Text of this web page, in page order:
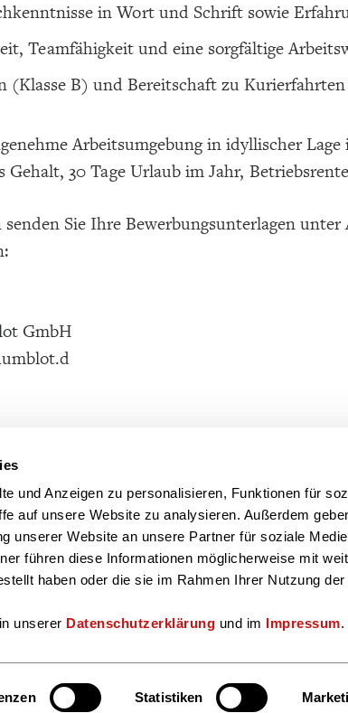
und Anzeigen zu personalisieren, Funktionen für
auf unsere Website zu analysieren. Außerdem
unserer Website an unsere Partner für soziale
führen diese Informationen möglicherweise mit
haben oder die sie im Rahmen Ihrer Nutzung
unserer Datenschutzerklärung und im Impressum.
Statistiken
in Wort und Schrift sowie
Teamfähigkeit und eine sorgfältige
(Klasse B) und Bereitschaft zu
Arbeitsumgebung in idyllischer
Gehalt, 30 Tage Urlaub im Jahr,
senden Sie Ihre Bewerbungsunterlagen
GmbH